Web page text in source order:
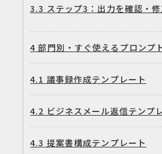
3.3 ステップ3：出力を確認・
4 部門別・すぐ使えるプロンプ
4.1 議事録作成テンプレート
4.2 ビジネスメール返信テンプ
4.3 提案書構成テンプレート